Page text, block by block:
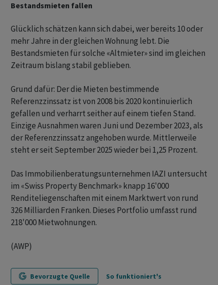
Bestandsmieten fallen
Glücklich schätzen kann sich dabei, wer bereits 10 oder
mehr Jahre in der gleichen Wohnung lebt. Die
Bestandsmieten für solche «Altmieter» sind im gleichen
Zeitraum bislang stabil geblieben.
Grund dafür: Der die Mieten bestimmende
Referenzzinssatz ist von 2008 bis 2020 kontinuierlich
gefallen und verharrt seither auf einem tiefen Stand.
Einzige Ausnahmen waren Juni und Dezember 2023, als
der Referenzzinssatz angehoben wurde. Mittlerweile
steht er seit September 2025 wieder bei 1,25 Prozent.
Das Immobilienberatungsunternehmen IAZI untersucht
im «Swiss Property Benchmark» knapp 16'000
Renditeliegenschaften mit einem Marktwert von rund
326 Milliarden Franken. Dieses Portfolio umfasst rund
218'000 Mietwohnungen.
(AWP)
Bevorzugte Quelle So funktioniert's